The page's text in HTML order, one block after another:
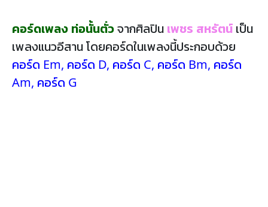
คอร์ดเพลง ท่อนั้นตั่วจากศิลปิน เพชร สหรัตน์ เป็น
เพลงแนวอีสาน โดยคอร์ดในเพลงนี้ประกอบด้วย
คอร์ด Em, คอร์ด D, คอร์ด C, คอร์ด Bm, คอร์ด
Am, คอร์ด G